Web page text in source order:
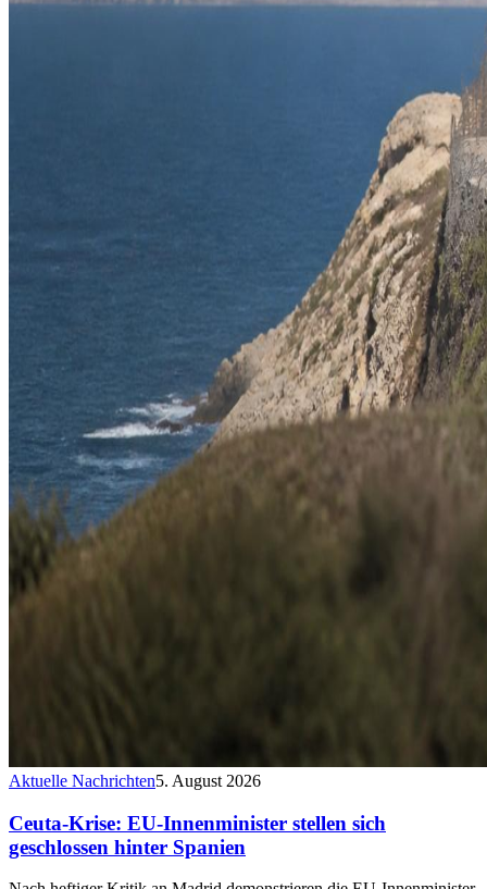
Aktuelle Nachrichten5. August 2026
Ceuta-Krise: EU-Innenminister stellen sich
geschlossen hinter Spanien